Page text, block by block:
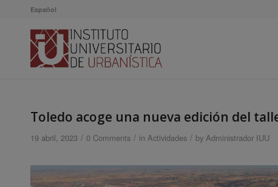
Español
Toledo acoge una nueva edición del
19 abril, 2023 / 0 Comments / in Actividades / by Administrador IUU